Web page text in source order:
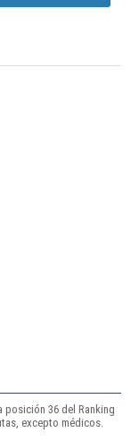
posición 36 del Ranking
excepto médicos.